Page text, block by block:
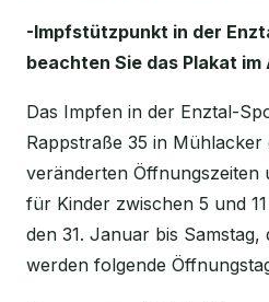
-Impfstützpunkt in der
beachten Sie das Plakat im
Das Impfen in der Enztal-
Rappstraße 35 in
veränderten Öffnungszeiten
für Kinder zwischen 5 und
den 31. Januar bis
werden folgende